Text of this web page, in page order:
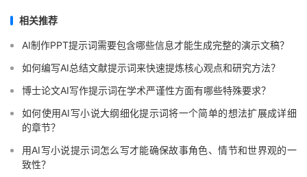
相关推荐
AI制作PPT提示词需要包含哪些信息才能生成完整的演示文稿？
如何编写AI总结文献提示词来快速提炼核心观点和研究方法？
博士论文AI写作提示词在学术严谨性方面有哪些特殊要求？
如何使用AI写小说大纲细化提示词将一个简单的想法扩展成详细
的章节？
用AI写小说提示词怎么写才能确保故事角色、情节和世界观的一
致性？